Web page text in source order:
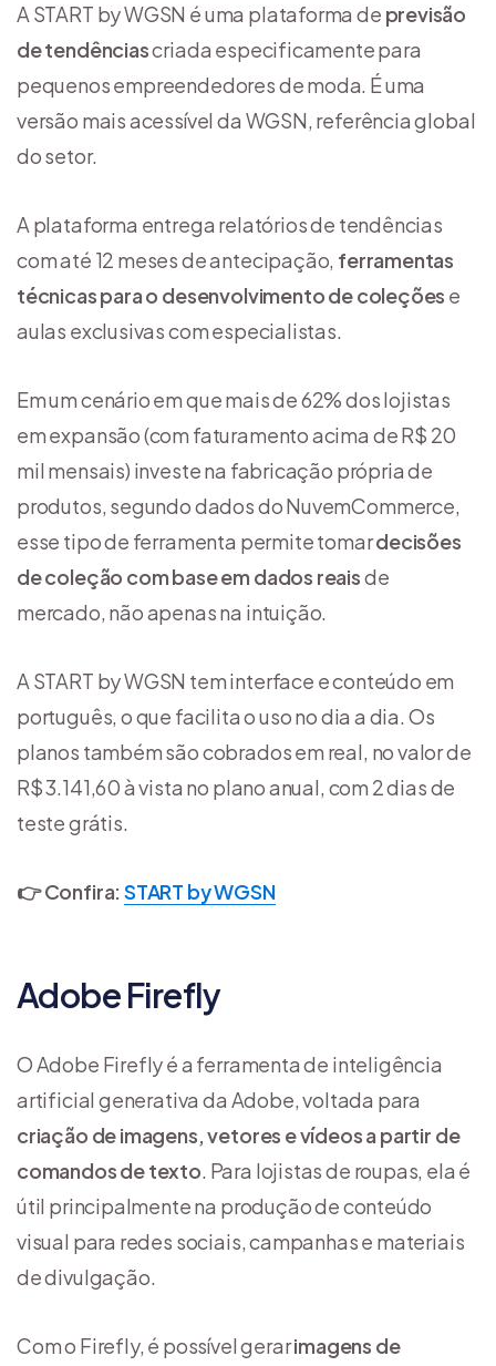
A START by WGSN é uma plataforma de previsão
de tendênciascriada especificamente para
pequenos empreendedores de moda. É uma
versão mais acessível da WGSN, referência global
do setor.
A plataforma entrega relatórios de tendências
com até 12 meses de antecipação, ferramentas
técnicas para o desenvolvimento de coleções e
aulas exclusivas com especialistas.
Em um cenário em que mais de 62% dos lojistas
em expansão (com faturamento acima de R$ 20
mil mensais) investe na fabricação própria de
produtos, segundo dados do NuvemCommerce,
esse tipo de ferramenta permite tomardecisões
de coleção com base em dados reaisde
mercado, não apenas na intuição.
A START by WGSN tem interface e conteúdo em
português, o que facilita o uso no dia a dia. Os
planos também são cobrados em real, no valor de
R$ 3.141,60 à vista no plano anual, com 2 dias de
teste grátis.
👉 Confira:START by WGSN
Adobe Firefly
O Adobe Firefly é a ferramenta de inteligência
artificial generativa da Adobe, voltada para
criação de imagens, vetores e vídeos a partir de
comandos de texto. Para lojistas de roupas, ela é
útil principalmente na produção de conteúdo
visual para redes sociais, campanhas e materiais
de divulgação.
Com o Firefly, é possível gerarimagens de